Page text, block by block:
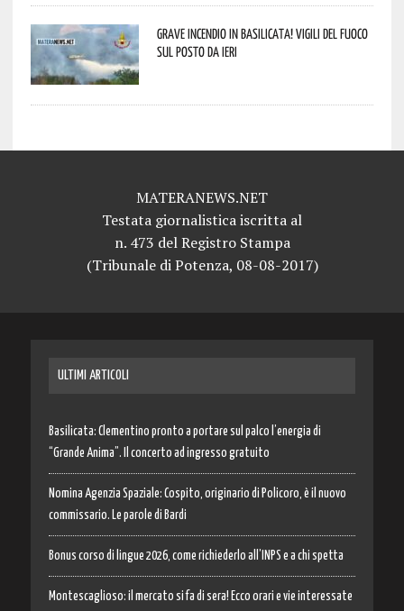
Grave incendio in Basilicata! Vigili del fuoco
sul posto da ieri
MATERANEWS.NET
Testata giornalistica iscritta al
n. 473 del Registro Stampa
(Tribunale di Potenza, 08-08-2017)
ULTIMI ARTICOLI
Basilicata: Clementino pronto a portare sul palco l’energia di
“Grande Anima”. Il concerto ad ingresso gratuito
Nomina Agenzia Spaziale: Cospito, originario di Policoro, è il nuovo
commissario. Le parole di Bardi
Bonus corso di lingue 2026, come richiederlo all’INPS e a chi spetta
Montescaglioso: il mercato si fa di sera! Ecco orari e vie interessate